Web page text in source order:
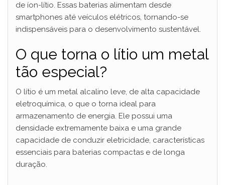
de íon-lítio. Essas baterias alimentam desde
smartphones até veículos elétricos, tornando-se
indispensáveis para o desenvolvimento sustentável.
O que torna o lítio um metal
tão especial?
O lítio é um metal alcalino leve, de alta capacidade
eletroquímica, o que o torna ideal para
armazenamento de energia. Ele possui uma
densidade extremamente baixa e uma grande
capacidade de conduzir eletricidade, características
essenciais para baterias compactas e de longa
duração.